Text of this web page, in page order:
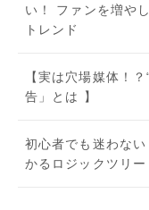
い！ ファンを増や
トレンド
【実は穴場媒体！
告」とは 】
初心者でも迷わな
かるロジックツリー